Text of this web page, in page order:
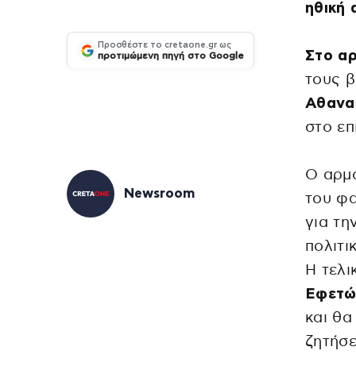
Προσθέστε το cretaone.gr ως
προτιμώμενη πηγή στο Google
Newsroom
ηθική
Στο
τους
στο
Ο
του
για
Η
και